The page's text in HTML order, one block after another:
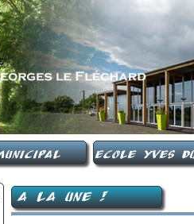
Ecole Yves
A LA UNE !